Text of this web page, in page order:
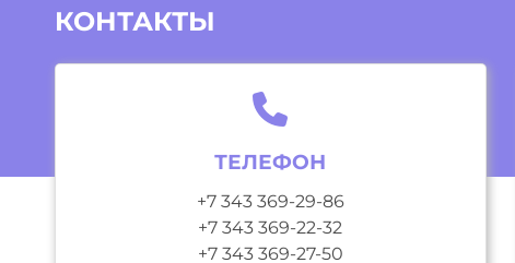
КОНТАКТЫ
ТЕЛЕФОН
+7 343 369-29-86
+7 343 369-22-32
+7 343 369-27-50